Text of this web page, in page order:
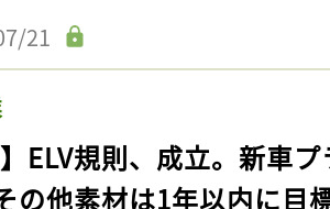
21
】ELV規則、成立。新車
の他素材は1年以内に目